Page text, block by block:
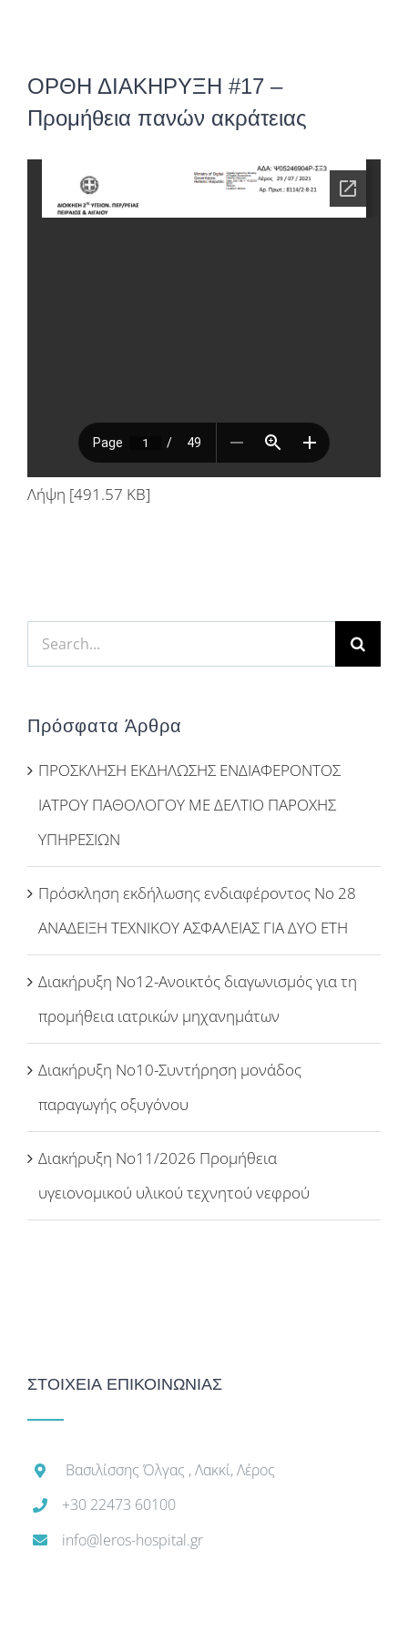
ΟΡΘΗ ΔΙΑΚΗΡΥΞΗ #17 –
Προμήθεια πανών ακράτειας
Λήψη [491.57 KB]
Search
for:
Πρόσφατα Άρθρα
ΠΡΟΣΚΛΗΣΗ ΕΚΔΗΛΩΣΗΣ ΕΝΔΙΑΦΕΡΟΝΤΟΣ
ΙΑΤΡΟΥ ΠΑΘΟΛΟΓΟΥ ΜΕ ΔΕΛΤΙΟ ΠΑΡΟΧΗΣ
ΥΠΗΡΕΣΙΩΝ
Πρόσκληση εκδήλωσης ενδιαφέροντος Νο 28
ΑΝΑΔΕΙΞΗ ΤΕΧΝΙΚΟΥ ΑΣΦΑΛΕΙΑΣ ΓΙΑ ΔΥΟ ΕΤΗ
Διακήρυξη Νο12-Ανοικτός διαγωνισμός για τη
προμήθεια ιατρικών μηχανημάτων
Διακήρυξη Νο10-Συντήρηση μονάδος
παραγωγής οξυγόνου
Διακήρυξη Νο11/2026 Προμήθεια
υγειονομικού υλικού τεχνητού νεφρού
ΣΤΟΙΧΕΙΑ ΕΠΙΚΟΙΝΩΝΙΑΣ
Βασιλίσσης Όλγας , Λακκί, Λέρος
+30 22473 60100
info@leros-hospital.gr